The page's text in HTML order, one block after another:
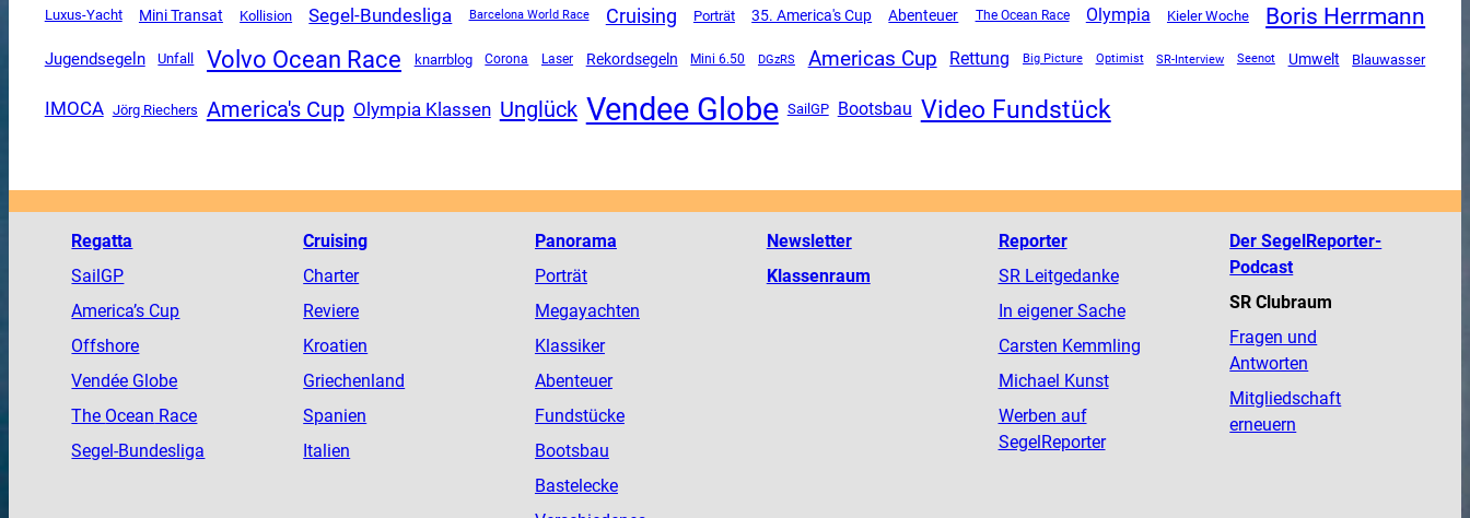
Luxus-Yacht Mini Transat Kollision Segel-Bundesliga Barcelona World Race Cruising Porträt 35. America's Cup Abenteuer The Ocean Race Olympia Kieler Woche Boris Herrmann
Jugendsegeln Unfall Volvo Ocean Race knarrblog Corona Laser Rekordsegeln Mini 6.50 DGzRS Americas Cup Rettung Big Picture Optimist SR-Interview Seenot Umwelt Blauwasser
IMOCA Jörg Riechers America's Cup Olympia Klassen Unglück Vendee Globe SailGP Bootsbau Video Fundstück
Regatta
SailGP
America’s Cup
Offshore
Vendée Globe
The Ocean Race
Segel-Bundesliga
Cruising
Charter
Reviere
Kroatien
Griechenland
Spanien
Italien
Panorama
Porträt
Megayachten
Klassiker
Abenteuer
Fundstücke
Bootsbau
Bastelecke
Newsletter
Klassenraum
Reporter
SR Leitgedanke
In eigener Sache
Carsten Kemmling
Michael Kunst
Werben auf
SegelReporter
Der SegelReporter-
Podcast
SR Clubraum
Fragen und
Antworten
Mitgliedschaft
erneuern